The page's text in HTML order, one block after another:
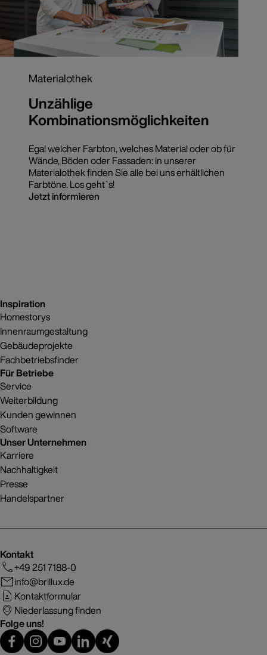
Materialothek
Unzählige
Kombinationsmöglichkeiten
Egal welcher Farbton, welches Material oder ob für
Wände, Böden oder Fassaden: in unserer
Materialothek finden Sie alle bei uns erhältlichen
Farbtöne. Los geht`s!
Jetzt informieren
Inspiration
Homestorys
Innenraumgestaltung
Gebäudeprojekte
Fachbetriebsfinder
Für Betriebe
Service
Weiterbildung
Kunden gewinnen
Software
Unser Unternehmen
Karriere
Nachhaltigkeit
Presse
Handelspartner
Kontakt
+49 251 7188-0
info@brillux.de
Kontaktformular
Niederlassung finden
Folge uns!